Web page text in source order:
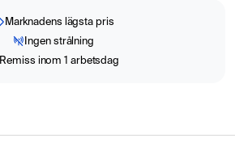
Marknadens lägsta pris
Ingen strålning
Remiss inom 1 arbetsdag